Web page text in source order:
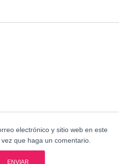
electrónico y sitio web en este
que haga un comentario.